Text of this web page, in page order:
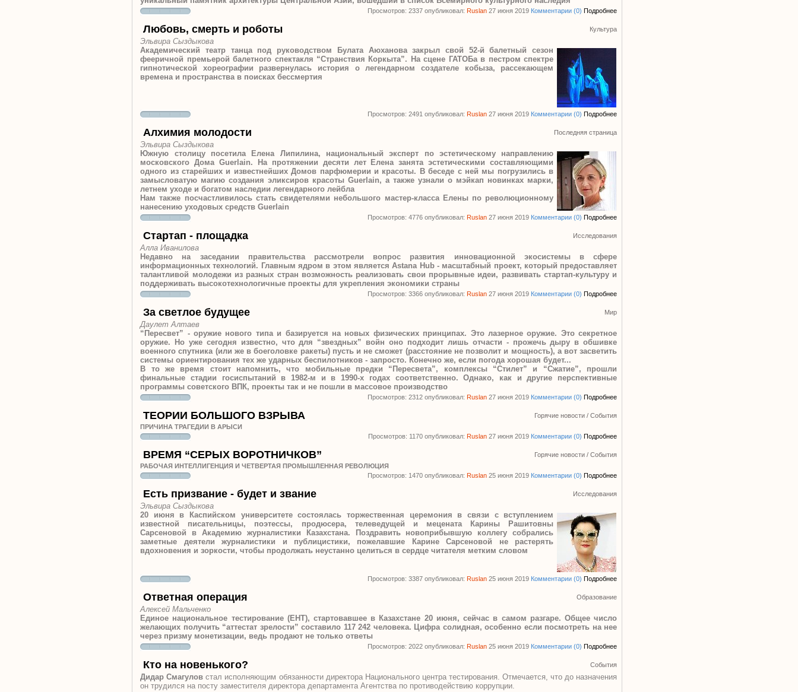
Просмотров: 2337 опубликовал:Ruslan 27 июня 2019 Комментарии (0) Подробнее
Любовь, смерть и роботы Культура
Эльвира Сыздыкова
Академический театр танца под руководством Булата Аюханова закрыл свой 52-й балетный сезон
фееричной премьерой балетного спектакля “Странствия Коркыта”. На сцене ГАТОБа в пестром спектре
гипнотической хореографии развернулась история о легендарном создателе кобыза, рассекающем
времена и пространства в поисках бессмертия
Просмотров: 2491 опубликовал:Ruslan 27 июня 2019 Комментарии (0) Подробнее
Алхимия молодости Последняя страница
Эльвира Сыздыкова
Южную столицу посетила Елена Липилина, национальный эксперт по эстетическому направлению
московского Дома Guerlain. На протяжении десяти лет Елена занята эстетическими составляющими
одного из старейших и известнейших Домов парфюмерии и красоты. В беседе с ней мы погрузились в
замысловатую магию создания эликсиров красоты Guerlain, а также узнали о мэйкап новинках марки,
летнем уходе и богатом наследии легендарного лейбла
Нам также посчастливилось стать свидетелями небольшого мастер-класса Елены по революционному
нанесению уходовых средств Guerlain
Просмотров: 4776 опубликовал:Ruslan 27 июня 2019 Комментарии (0) Подробнее
Стартап - площадка Исследования
Алла Иванилова
Недавно на заседании правительства рассмотрели вопрос развития инновационной экосистемы в сфере
информационных технологий. Главным ядром в этом является Astana Hub - масштабный проект, который предоставляет
талантливой молодежи из разных стран возможность реализовать свои прорывные идеи, развивать стартап-культуру и
поддерживать высокотехнологичные проекты для укрепления экономики страны
Просмотров: 3366 опубликовал:Ruslan 27 июня 2019 Комментарии (0) Подробнее
За светлое будущее Мир
Даулет Алтаев
“Пересвет” - оружие нового типа и базируется на новых физических принципах. Это лазерное оружие. Это секретное
оружие. Но уже сегодня известно, что для “звездных” войн оно подходит лишь отчасти - прожечь дыру в обшивке
военного спутника (или же в боеголовке ракеты) пусть и не сможет (расстояние не позволит и мощность), а вот засветить
системы ориентирования тех же ударных беспилотников - запросто. Конечно же, если погода хорошая будет...
В то же время стоит напомнить, что мобильные предки “Пересвета”, комплексы “Стилет” и “Сжатие”, прошли
финальные стадии госиспытаний в 1982-м и в 1990-х годах соответственно. Однако, как и другие перспективные
программы советского ВПК, проекты так и не пошли в массовое производство
Просмотров: 2312 опубликовал:Ruslan 27 июня 2019 Комментарии (0) Подробнее
ТЕОРИИ БОЛЬШОГО ВЗРЫВА Горячие новости /События
ПРИЧИНА ТРАГЕДИИ В АРЫСИ
Просмотров: 1170 опубликовал:Ruslan 27 июня 2019 Комментарии (0) Подробнее
ВРЕМЯ “СЕРЫХ ВОРОТНИЧКОВ” Горячие новости /События
РАБОЧАЯ ИНТЕЛЛИГЕНЦИЯ И ЧЕТВЕРТАЯ ПРОМЫШЛЕННАЯ РЕВОЛЮЦИЯ
Просмотров: 1470 опубликовал:Ruslan 25 июня 2019 Комментарии (0) Подробнее
Есть призвание - будет и звание Исследования
Эльвира Сыздыкова
20 июня в Каспийском университете состоялась торжественная церемония в связи с вступлением
известной писательницы, поэтессы, продюсера, телеведущей и мецената Карины Рашитовны
Сарсеновой в Академию журналистики Казахстана. Поздравить новоприбывшую коллегу собрались
заметные деятели журналистики и публицистики, пожелавшие Карине Сарсеновой не растерять
вдохновения и зоркости, чтобы продолжать неустанно целиться в сердце читателя метким словом
Просмотров: 3387 опубликовал:Ruslan 25 июня 2019 Комментарии (0) Подробнее
Ответная операция Образование
Алексей Мальченко
Единое национальное тестирование (ЕНТ), стартовавшее в Казахстане 20 июня, сейчас в самом разгаре. Общее число
желающих получить “аттестат зрелости” составило 117 242 человека. Цифра солидная, особенно если посмотреть на нее
через призму монетизации, ведь продают не только ответы
Просмотров: 2022 опубликовал:Ruslan 25 июня 2019 Комментарии (0) Подробнее
Кто на новенького? События
Дидар Смагулов стал исполняющим обязанности директора Национального центра тестирования. Отмечается, что до назначения
он трудился на посту заместителя директора департамента Агентства по противодействию коррупции.